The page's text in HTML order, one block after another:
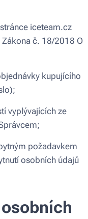
iceteam.cz
č. 18/2018 O
kupujícího
vyplývajících ze
požadavkem
osobních údajů